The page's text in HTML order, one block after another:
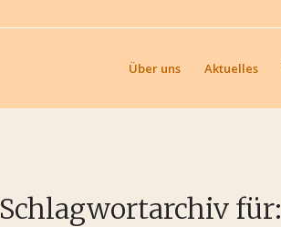
Über uns Aktuelles
Schlagwortarchiv für: